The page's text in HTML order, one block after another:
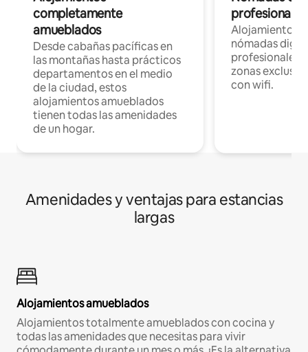
completamente
amueblados
Desde cabañas pacíficas en
las montañas hasta prácticos
departamentos en el medio
de la ciudad, estos
alojamientos amueblados
tienen todas las amenidades
de un hogar.
Alojamientos
nómadas
profesionales
zonas
con wifi.
Amenidades y ventajas para estancias
largas
Alojamientos amueblados
Alojamientos totalmente amueblados con cocina y
todas las amenidades que necesitas para vivir